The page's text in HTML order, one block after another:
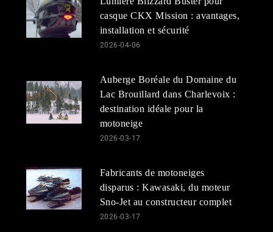
casque CKX Mission : avantages,
installation et sécurité
2026-04-06
Auberge Boréale du Domaine du
Lac Brouillard dans Charlevoix :
destination idéale pour la
motoneige
2026-03-17
Fabricants de motoneiges
disparus : Kawasaki, du moteur
Sno-Jet au constructeur complet
2026-03-17